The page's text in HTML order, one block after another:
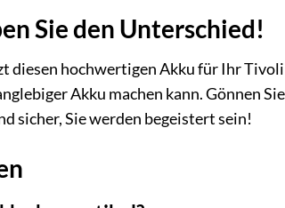
Sie den Unterschied!
hochwertigen Akku für Ihr Tivoli
Akku machen kann. Gönnen
sicher, Sie werden begeistert sein!